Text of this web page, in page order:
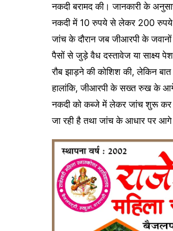
नकदी बरामद की। जानकारी के
नकदी में 10 रुपये से लेकर 200 रुपये
जांच के दौरान जब जीआरपी के
पैसों से जुड़े वैध दस्तावेज या साक्ष्य
रौब झाड़ने की कोशिश की, लेकिन
हालांकि, जीआरपी के सख्त रुख के
नकदी को कब्जे में लेकर जांच शुरू कर
जा रही है तथा जांच के आधार पर आगे